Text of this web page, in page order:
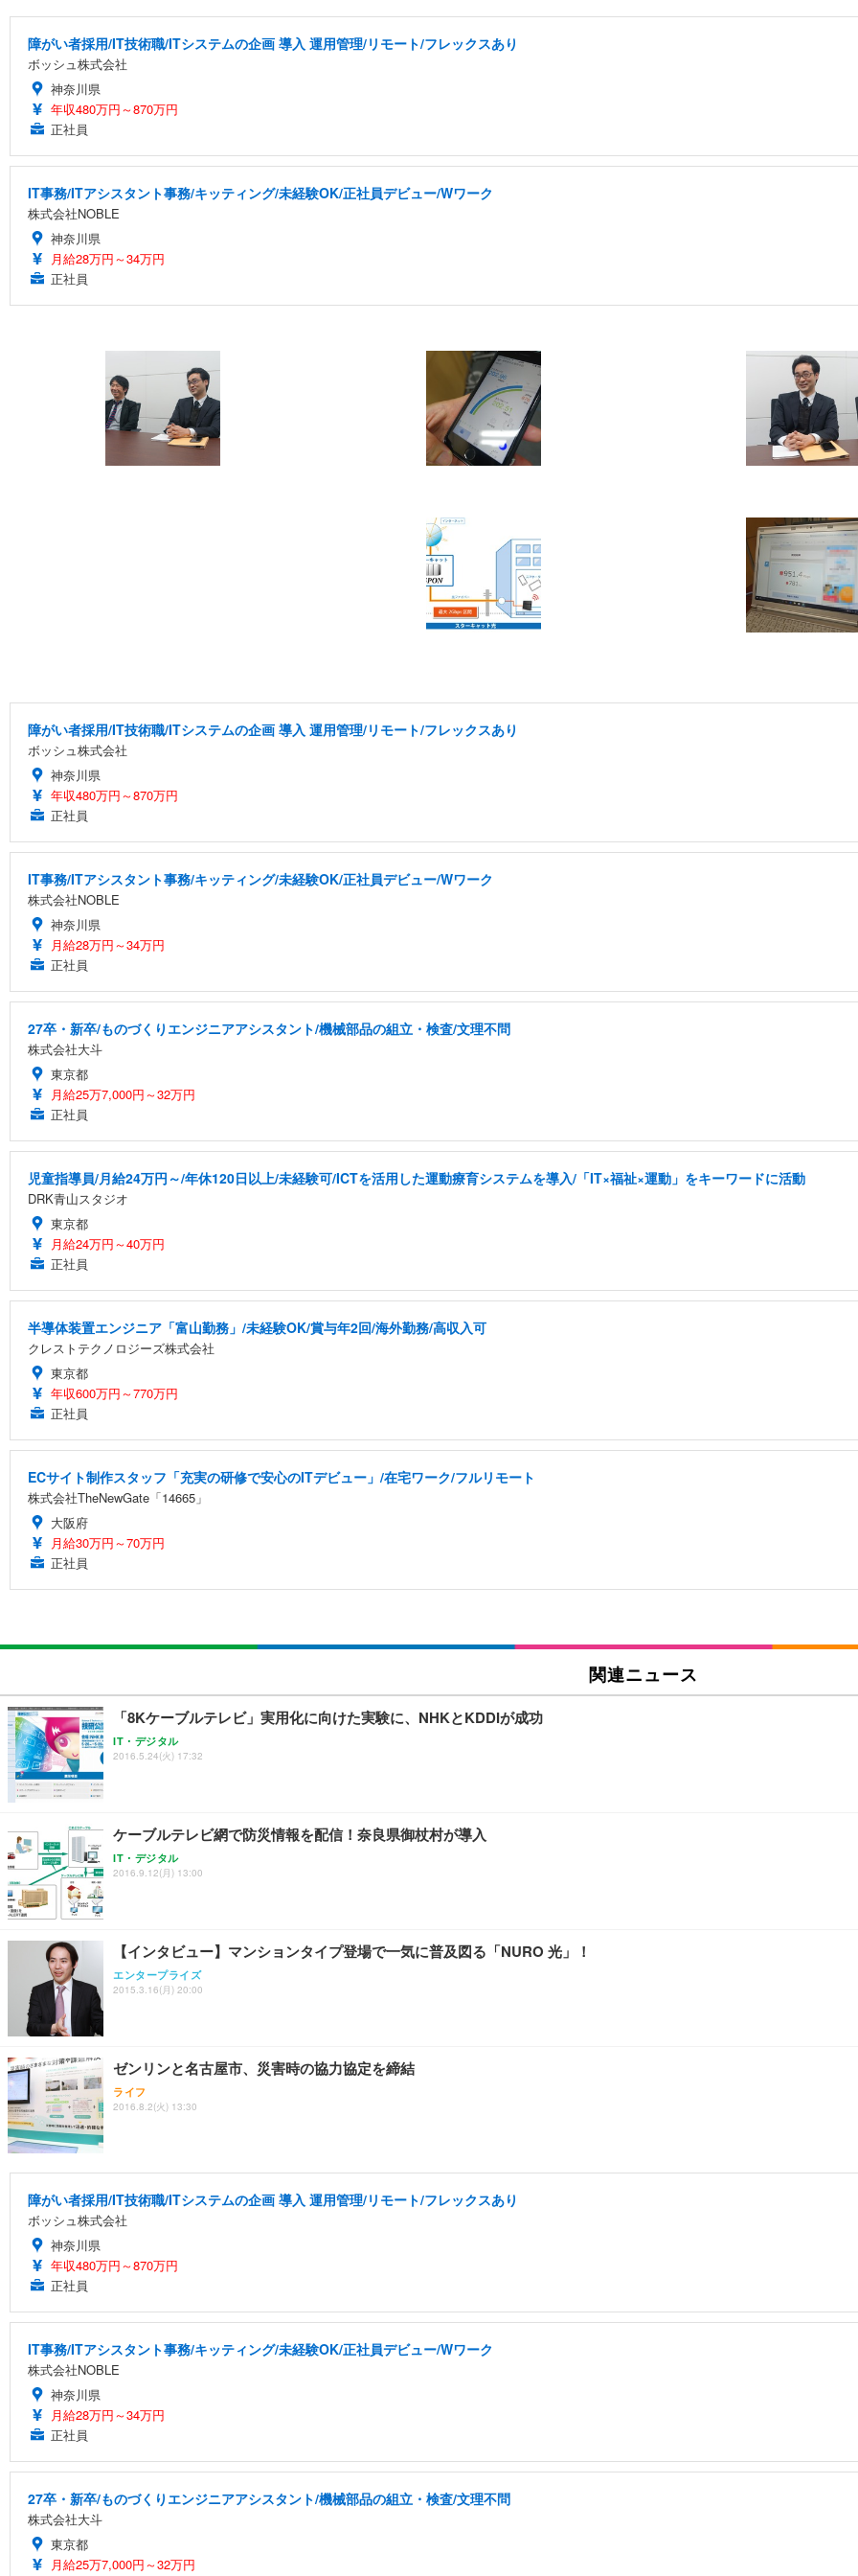
障がい者採用/IT技術職/ITシステムの企画 導入 運用管理/リモート/フレックスあり
ボッシュ株式会社
神奈川県
年収480万円～870万円
正社員
IT事務/ITアシスタント事務/キッティング/未経験OK/正社員デビュー/Wワーク
株式会社NOBLE
神奈川県
月給28万円～34万円
正社員
障がい者採用/IT技術職/ITシステムの企画 導入 運用管理/リモート/フレックスあり
ボッシュ株式会社
神奈川県
年収480万円～870万円
正社員
IT事務/ITアシスタント事務/キッティング/未経験OK/正社員デビュー/Wワーク
株式会社NOBLE
神奈川県
月給28万円～34万円
正社員
27卒・新卒/ものづくりエンジニアアシスタント/機械部品の組立・検査/文理不問
株式会社大斗
東京都
月給25万7,000円～32万円
正社員
児童指導員/月給24万円～/年休120日以上/未経験可/ICTを活用した運動療育システムを導入/「IT×福祉×運動」をキーワードに活動
DRK青山スタジオ
東京都
月給24万円～40万円
正社員
半導体装置エンジニア「富山勤務」/未経験OK/賞与年2回/海外勤務/高収入可
クレストテクノロジーズ株式会社
東京都
年収600万円～770万円
正社員
ECサイト制作スタッフ「充実の研修で安心のITデビュー」/在宅ワーク/フルリモート
株式会社TheNewGate「14665」
大阪府
月給30万円～70万円
正社員
関連ニュース
「8Kケーブルテレビ」実用化に向けた実験に、NHKとKDDIが成功
IT・デジタル
2016.5.24(火) 17:32
ケーブルテレビ網で防災情報を配信！奈良県御杖村が導入
IT・デジタル
2016.9.12(月) 13:00
【インタビュー】マンションタイプ登場で一気に普及図る「NURO 光」！
エンタープライズ
2015.3.16(月) 20:00
ゼンリンと名古屋市、災害時の協力協定を締結
ライフ
2016.8.2(火) 13:30
障がい者採用/IT技術職/ITシステムの企画 導入 運用管理/リモート/フレックスあり
ボッシュ株式会社
神奈川県
年収480万円～870万円
正社員
IT事務/ITアシスタント事務/キッティング/未経験OK/正社員デビュー/Wワーク
株式会社NOBLE
神奈川県
月給28万円～34万円
正社員
27卒・新卒/ものづくりエンジニアアシスタント/機械部品の組立・検査/文理不問
株式会社大斗
東京都
月給25万7,000円～32万円